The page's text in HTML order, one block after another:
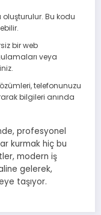
oluşturulur. Bu kodu
bir web
veya
telefonunuzu
bilgileri anında
profesyonel
kurmak hiç bu
modern iş
gelerek,
taşıyor.